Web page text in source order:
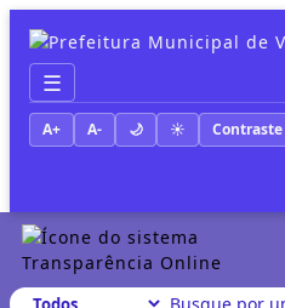
☰
A+ A- 🌙 ☀️ Contraste